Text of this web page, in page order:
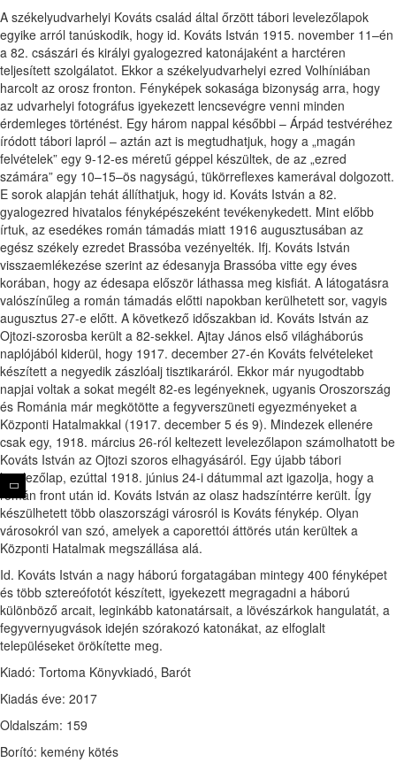
A székelyudvarhelyi Kováts család által őrzött tábori levelezőlapok
egyike arról tanúskodik, hogy id. Kováts István 1915. november 11–én
a 82. császári és királyi gyalogezred katonájaként a harctéren
teljesített szolgálatot. Ekkor a székelyudvarhelyi ezred Volhíniában
harcolt az orosz fronton. Fényképek sokasága bizonyság arra, hogy
az udvarhelyi fotográfus igyekezett lencsevégre venni minden
érdemleges történést. Egy három nappal későbbi – Árpád testvéréhez
íródott tábori lapról – aztán azt is megtudhatjuk, hogy a „magán
felvételek” egy 9-12-es méretű géppel készültek, de az „ezred
számára” egy 10–15–ös nagyságú, tükörreflexes kamerával dolgozott.
E sorok alapján tehát állíthatjuk, hogy id. Kováts István a 82.
gyalogezred hivatalos fényképészeként tevékenykedett. Mint előbb
írtuk, az esedékes román támadás miatt 1916 augusztusában az
egész székely ezredet Brassóba vezényelték. Ifj. Kováts István
visszaemlékezése szerint az édesanyja Brassóba vitte egy éves
korában, hogy az édesapa először láthassa meg kisfiát. A látogatásra
valószínűleg a román támadás előtti napokban kerülhetett sor, vagyis
augusztus 27-e előtt. A következő időszakban id. Kováts István az
Ojtozi-szorosba került a 82-sekkel. Ajtay János első világháborús
naplójából kiderül, hogy 1917. december 27-én Kováts felvételeket
készített a negyedik zászlóalj tisztikaráról. Ekkor már nyugodtabb
napjai voltak a sokat megélt 82-es legényeknek, ugyanis Oroszország
és Románia már megkötötte a fegyverszüneti egyezményeket a
Központi Hatalmakkal (1917. december 5 és 9). Mindezek ellenére
csak egy, 1918. március 26-ról keltezett levelezőlapon számolhatott be
Kováts István az Ojtozi szoros elhagyásáról. Egy újabb tábori
levelezőlap, ezúttal 1918. június 24-i dátummal azt igazolja, hogy a
román front után id. Kováts István az olasz hadszíntérre került. Így
készülhetett több olaszországi városról is Kováts fénykép. Olyan
városokról van szó, amelyek a caporettói áttörés után kerültek a
Központi Hatalmak megszállása alá.
Id. Kováts István a nagy háború forgatagában mintegy 400 fényképet
és több sztereófotót készített, igyekezett megragadni a háború
különböző arcait, leginkább katonatársait, a lövészárkok hangulatát, a
fegyvernyugvások idején szórakozó katonákat, az elfoglalt
településeket örökítette meg.
Kiadó: Tortoma Könyvkiadó, Barót
Kiadás éve: 2017
Oldalszám: 159
Borító: kemény kötés